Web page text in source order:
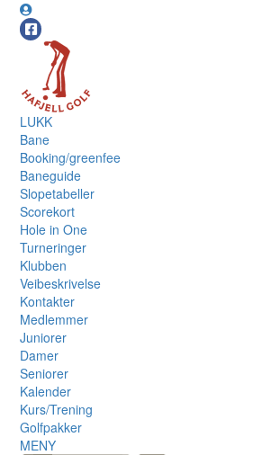
LUKK
Bane
Booking/greenfee
Baneguide
Slopetabeller
Scorekort
Hole in One
Turneringer
Klubben
Veibeskrivelse
Kontakter
Medlemmer
Juniorer
Damer
Seniorer
Kalender
Kurs/Trening
Golfpakker
MENY